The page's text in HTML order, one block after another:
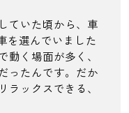
ていた頃から、車
を選んでいました
く場面が多く、
ったんです。だか
ラックスできる、